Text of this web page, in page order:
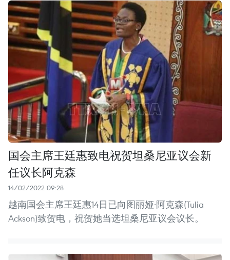
国会主席王廷惠致电祝贺坦桑尼亚议会新
任议长阿克森
14/02/2022 09:28
越南国会主席王廷惠14日已向图丽娅·阿克森(Tulia
Ackson)致贺电，祝贺她当选坦桑尼亚议会议长。